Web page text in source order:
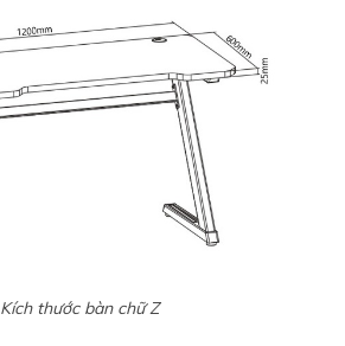
Kích thước bàn chữ Z